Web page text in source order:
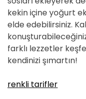
kekin içine yoğurt
elde edebilirsiniz.
farklı lezzetler
kendinizi şımartın!
renkli tarifler